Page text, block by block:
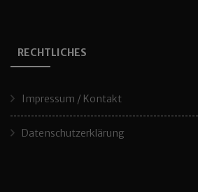
RECHTLICHES
Impressum / Kontakt
Datenschutzerklärung